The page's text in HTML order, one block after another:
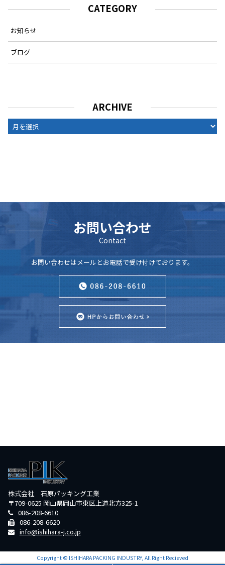
CATEGORY
お知らせ
ブログ
ARCHIVE
ARCHIVE
お問い合わせ
Contact
お問い合わせはメールとお電話で受け付けております。
株式会社 石原パッキング工業
〒709-0625 岡山県岡山市東区上道北方325-1
086-208-6610
086-208-6620
info@ishihara-j.co.jp
Copyright © ISHIHARA PACKING INDUSTRY, All Right Recieved